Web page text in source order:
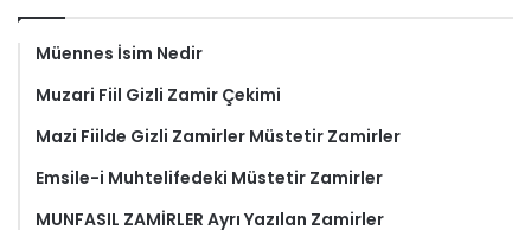
Müennes İsim Nedir
Muzari Fiil Gizli Zamir Çekimi
Mazi Fiilde Gizli Zamirler Müstetir Zamirler
Emsile-i Muhtelifedeki Müstetir Zamirler
MUNFASIL ZAMİRLER Ayrı Yazılan Zamirler